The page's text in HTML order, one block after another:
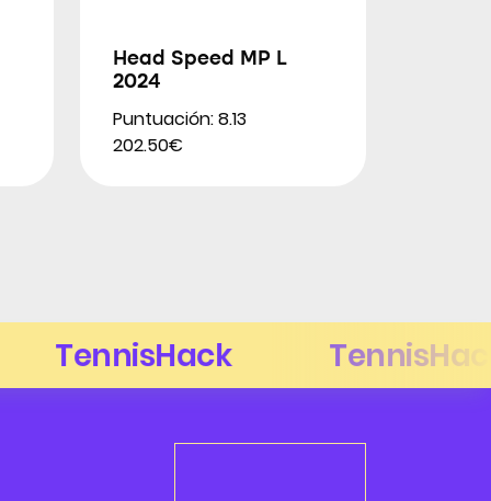
Head Speed MP L
2024
Puntuación: 8.13
202.50€